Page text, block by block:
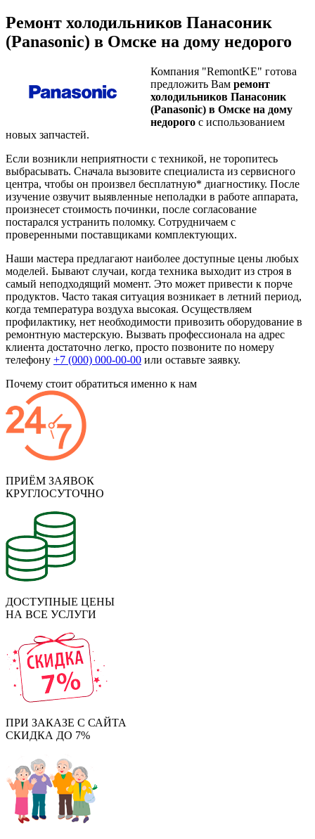
Ремонт холодильников Панасоник
(Panasonic) в Омске на дому недорого
Компания "RemontKE" готова
предложить Вам ремонт
холодильников Панасоник
(Panasonic) в Омске на дому
недорого с использованием
новых запчастей.
Если возникли неприятности с техникой, не торопитесь
выбрасывать. Сначала вызовите специалиста из сервисного
центра, чтобы он произвел бесплатную* диагностику. После
изучение озвучит выявленные неполадки в работе аппарата,
произнесет стоимость починки, после согласование
постарался устранить поломку. Сотрудничаем с
проверенными поставщиками комплектующих.
Наши мастера предлагают наиболее доступные цены любых
моделей. Бывают случаи, когда техника выходит из строя в
самый неподходящий момент. Это может привести к порче
продуктов. Часто такая ситуация возникает в летний период,
когда температура воздуха высокая. Осуществляем
профилактику, нет необходимости привозить оборудование в
ремонтную мастерскую. Вызвать профессионала на адрес
клиента достаточно легко, просто позвоните по номеру
телефону +7 (000) 000-00-00 или оставьте заявку.
Почему стоит обратиться именно к нам
ПРИЁМ ЗАЯВОК
КРУГЛОСУТОЧНО
ДОСТУПНЫЕ ЦЕНЫ
НА ВСЕ УСЛУГИ
ПРИ ЗАКАЗЕ С САЙТА
СКИДКА ДО 7%